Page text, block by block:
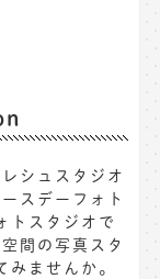
シュスタジオ
スデーフォト
トスタジオで
間の写真スタ
ませんか。